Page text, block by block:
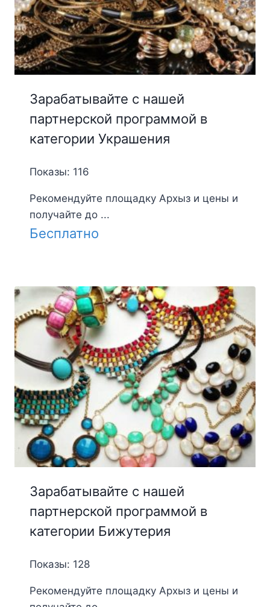
Зарабатывайте с нашей
партнерской программой в
категории Украшения
Показы: 116
Рекомендуйте площадку Архыз и цены и
получайте до ...
Бесплатно
Зарабатывайте с нашей
партнерской программой в
категории Бижутерия
Показы: 128
Рекомендуйте площадку Архыз и цены и